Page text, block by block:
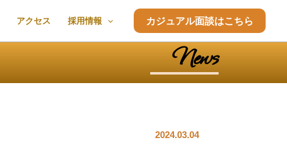
アクセス 採用情報 カジュアル面談はこちら
News
2024.03.04